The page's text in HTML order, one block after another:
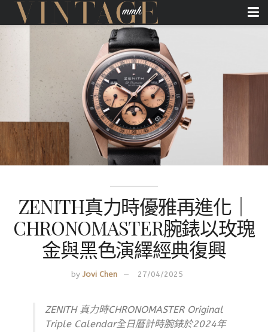
ZENITH真力時優雅再進化｜
CHRONOMASTER腕錶以玫瑰
金與黑色演繹經典復興
by Jovi Chen 27/04/2025
ZENITH 真力時CHRONOMASTER Original
Triple Calendar全日曆計時腕錶於2024年